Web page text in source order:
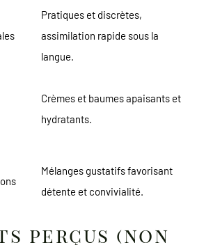
Pratiques et discrètes,
assimilation rapide sous la
langue.
Crèmes et baumes apaisants et
hydratants.
Mélanges gustatifs favorisant
détente et convivialité.
perçus (non